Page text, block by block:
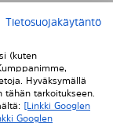
Tietosuojakäytäntö
(kuten
Hyväksymällä
tarkoitukseen.
[Linkki Googlen
Googlen